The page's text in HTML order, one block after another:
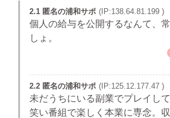
2.1 匿名の浦和サポ (IP:138.64.81.199 )
個人の給与を公開するなんて、
しょ。
2.2 匿名の浦和サポ (IP:125.12.177.47 )
未だうちにいる副業でプレイし
笑い番組で楽しく本業に専念。